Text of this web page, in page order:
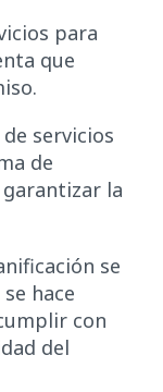
para
que
servicios
de
la
se
hace
con
del